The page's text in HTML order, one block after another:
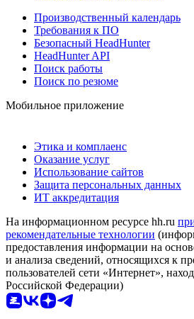
Производственный календарь
Требования к ПО
Безопасный HeadHunter
HeadHunter API
Поиск работы
Поиск по резюме
Мобильное приложение
Этика и комплаенс
Оказание услуг
Использование сайтов
Защита персональных данных
ИТ аккредитация
На информационном ресурсе hh.ru
рекомендательные технологии
предоставления информации на
и анализа сведений, относящихся к
пользователей сети «Интернет»,
Российской Федерации)